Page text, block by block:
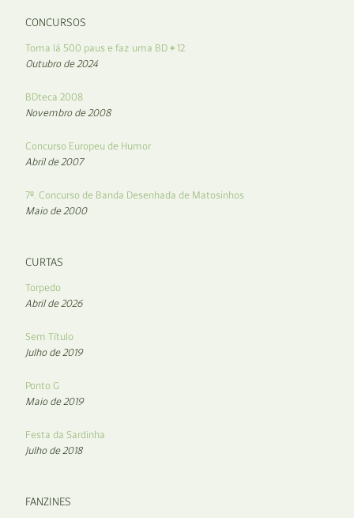
CONCURSOS
Toma lá 500 paus e faz uma BD # 12
Outubro de 2024
BDteca 2008
Novembro de 2008
Concurso Europeu de Humor
Abril de 2007
7º. Concurso de Banda Desenhada de Matosinhos
Maio de 2000
CURTAS
Torpedo
Abril de 2026
Sem Título
Julho de 2019
Ponto G
Maio de 2019
Festa da Sardinha
Julho de 2018
FANZINES